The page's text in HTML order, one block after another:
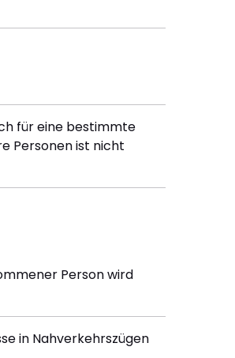
für eine bestimmte
Personen ist nicht
Person wird
in Nahverkehrszügen